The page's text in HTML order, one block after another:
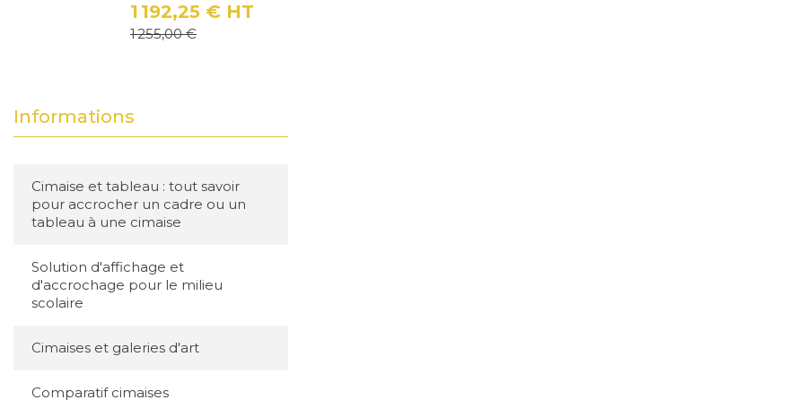
Prix
1 192,25 € HT
Prix de base
1 255,00 €
Informations
Cimaise et tableau : tout savoir
pour accrocher un cadre ou un
tableau à une cimaise
Solution d'affichage et
d'accrochage pour le milieu
scolaire
Cimaises et galeries d'art
Comparatif cimaises